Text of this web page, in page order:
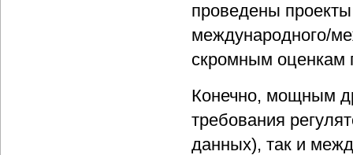
проведены
международного/
скромным оценкам
Конечно, мощным
требования
данных), так и